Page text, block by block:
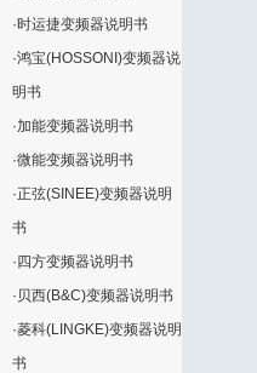
·时运捷变频器说明书
·鸿宝(HOSSONI)变频器说
明书
·加能变频器说明书
·微能变频器说明书
·正弦(SINEE)变频器说明
书
· 四方变频器说明书
· 贝西(B&C)变频器说明书
·菱科(LINGKE)变频器说明
书